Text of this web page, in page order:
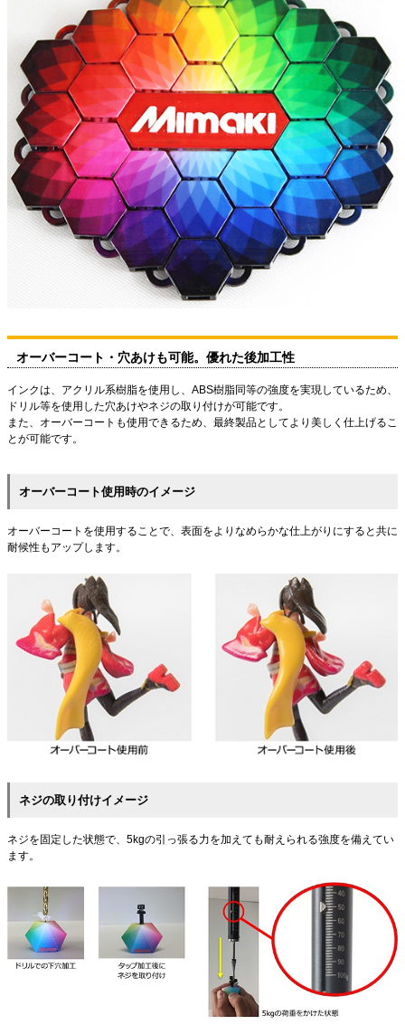
オーバーコート・穴あけも可能。優れた後加工性
インクは、アクリル系樹脂を使用し、ABS樹脂同等の強度を実現しているため、
ドリル等を使用した穴あけやネジの取り付けが可能です。
また、オーバーコートも使用できるため、最終製品としてより美しく仕上げるこ
とが可能です。
オーバーコート使用時のイメージ
オーバーコートを使用することで、表面をよりなめらかな仕上がりにすると共に
耐候性もアップします。
ネジの取り付けイメージ
ネジを固定した状態で、5kgの引っ張る力を加えても耐えられる強度を備えてい
ます。